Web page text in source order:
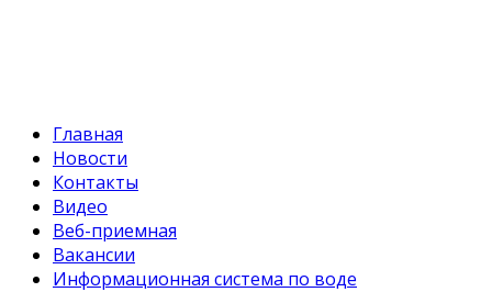
Главная
Новости
Контакты
Видео
Веб-приемная
Вакансии
Информационная система по воде